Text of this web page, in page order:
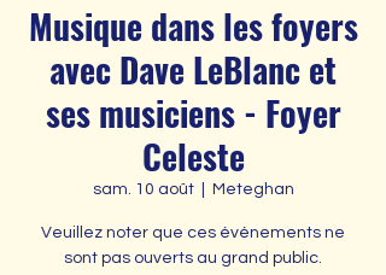
Musique dans les foyers
avec Dave LeBlanc et
ses musiciens - Foyer
Celeste
sam. 10 août
  |
Meteghan
Veuillez noter que ces événements ne
sont pas ouverts au grand public.